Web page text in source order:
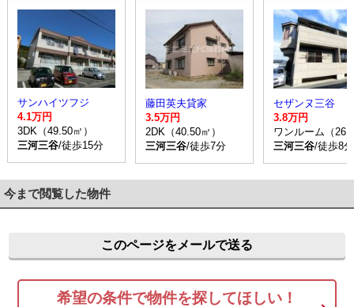
サンハイツフジ
4.1万円
3DK（49.50㎡）
三河三谷/徒歩15分
藤田英夫貸家
3.5万円
2DK（40.50㎡）
三河三谷/徒歩7分
セザンヌ三谷
3.8万円
ワンルーム（
三河三谷/徒歩8分
今まで閲覧した物件
このページをメールで送る
希望の条件で物件を探してほしい！